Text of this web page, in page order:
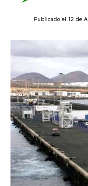
Publicado el 12 de